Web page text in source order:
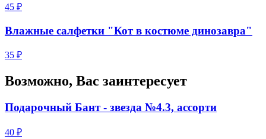
45 ₽
Влажные салфетки "Кот в костюме динозавра"
35 ₽
Возможно, Вас заинтересует
Подарочный Бант - звезда №4.3, ассорти
40 ₽